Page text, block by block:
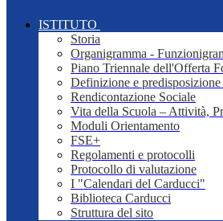
ISTITUTO
Storia
Organigramma -
Piano Triennale dell'Offerta
Definizione e
Rendicontazione Sociale
Vita della Scuola – Attività,
Moduli Orientamento
FSE+
Regolamenti e protocolli
Protocollo di valutazione
I "Calendari del Carducci"
Biblioteca Carducci
Struttura del sito